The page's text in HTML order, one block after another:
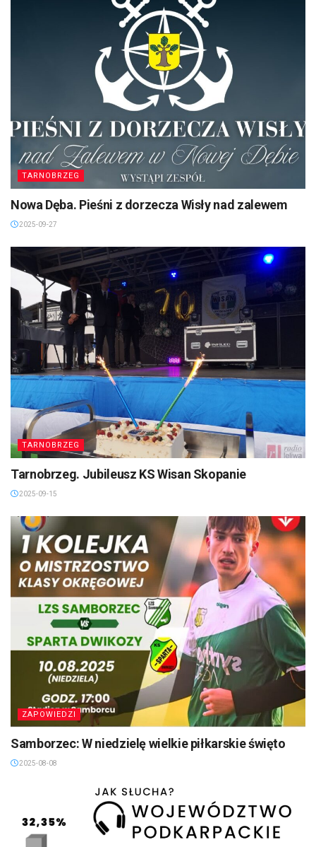
TARNOBRZEG
Nowa Dęba. Pieśni z dorzecza Wisły nad zalewem
2025-09-27
TARNOBRZEG
Tarnobrzeg. Jubileusz KS Wisan Skopanie
2025-09-15
ZAPOWIEDZI
Samborzec: W niedzielę wielkie piłkarskie święto
2025-08-08